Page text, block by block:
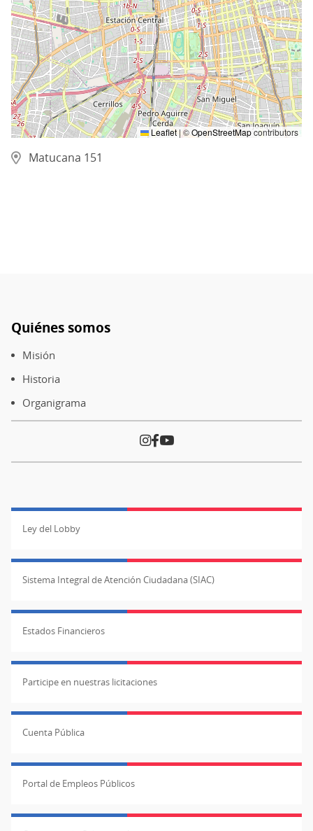
Leaflet |©OpenStreetMapcontributors
Matucana 151
Pie
de
página
Quiénes somos
Misión
Historia
Organigrama
Ley del Lobby
Sistema Integral de Atención Ciudadana (SIAC)
Estados Financieros
Participe en nuestras licitaciones
Cuenta Pública
Portal de Empleos Públicos